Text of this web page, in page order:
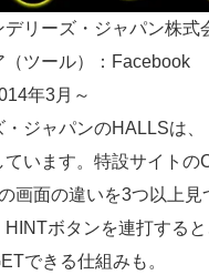
デリーズ・ジャパン株式
（ツール）：Facebook
年3月～
・ジャパンのHALLSは
ています。特設サイトの
画面の違いを3つ以上見
HINTボタンを連打する
できる仕組みも。